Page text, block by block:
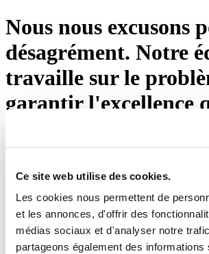
Ce site web utilise des cookies.
Les cookies nous permettent de
et les annonces, d'offrir des
médias sociaux et d'analyser notre
partageons également des
Nous nous excusons
désagrément. Notre
travaille sur le
garantir l'excellence
attendez d'Eton
appuyer sur le
dessous ou visiter
d'accueil.